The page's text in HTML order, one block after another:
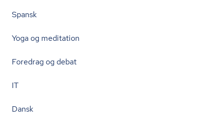
Spansk
Yoga og meditation
Foredrag og debat
IT
Dansk